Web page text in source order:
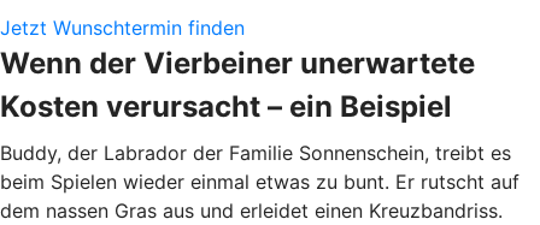
Jetzt Wunschtermin finden
Wenn der Vierbeiner unerwartete
Kosten verursacht – ein Beispiel
Buddy, der Labrador der Familie Sonnenschein, treibt es
beim Spielen wieder einmal etwas zu bunt. Er rutscht auf
dem nassen Gras aus und erleidet einen Kreuzbandriss.